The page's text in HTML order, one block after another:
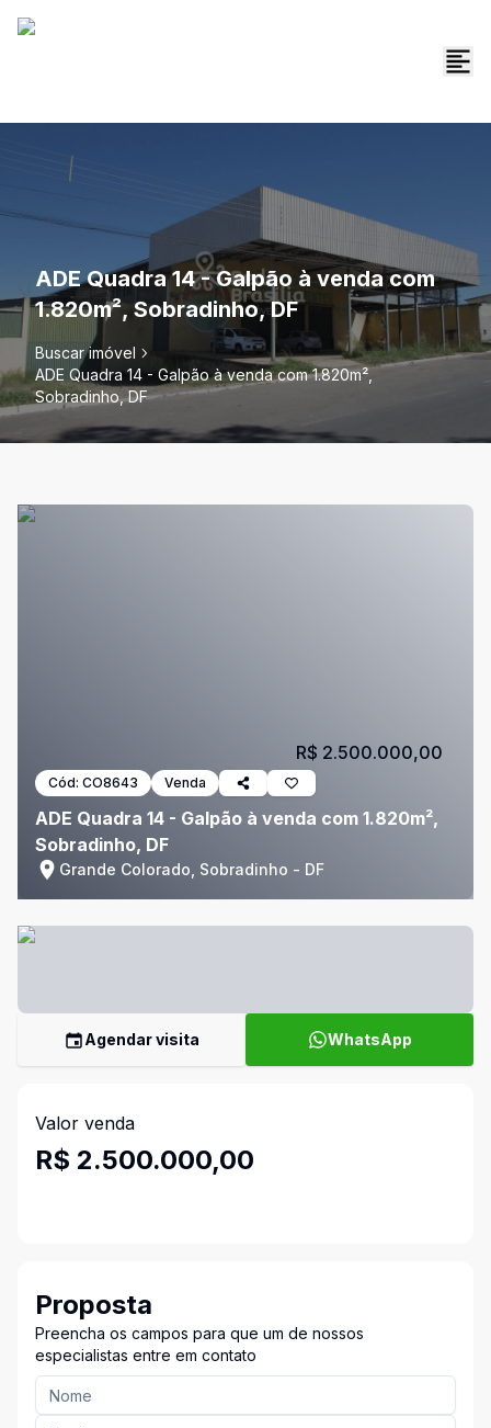
ADE Quadra 14 - Galpão à venda com
1.820m², Sobradinho, DF
Buscar imóvel
ADE Quadra 14 - Galpão à venda com 1.820m²,
Sobradinho, DF
Cód: CO8643 Venda
ADE Quadra 14 - Galpão à venda com 1.820m²,
Sobradinho, DF
Grande Colorado, Sobradinho - DF
R$ 2.500.000,00
Agendar visita WhatsApp
Valor venda
R$ 2.500.000,00
Proposta
Preencha os campos para que um de nossos
especialistas entre em contato